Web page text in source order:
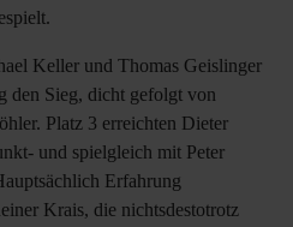
Keller und Thomas Geislinger
den Sieg, dicht gefolgt von
Platz 3 erreichten Dieter
und spielgleich mit Peter
Erfahrung
Krais, die nichtsdestotrotz